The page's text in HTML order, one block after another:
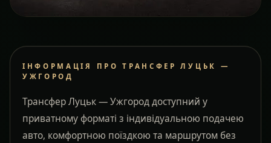
ІНФОРМАЦІЯ ПРО ТРАНСФЕР ЛУЦЬК —
УЖГОРОД
Трансфер Луцьк — Ужгород доступний у
приватному форматі з індивідуальною подачею
авто, комфортною поїздкою та маршрутом без